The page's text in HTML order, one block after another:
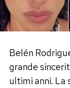
Belén
grande
ultimi anni. La